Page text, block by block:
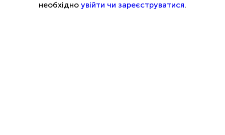
необхідно увійти чи зареєструватися.